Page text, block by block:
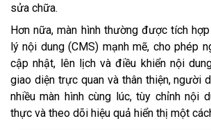
sửa chữa.
Hơn nữa, màn hình thường được tích
lý nội dung (CMS) mạnh mẽ, cho phép
cập nhật, lên lịch và điều khiển nội
giao diện trực quan và thân thiện, người
nhiều màn hình cùng lúc, tùy chỉnh nội
thực và theo dõi hiệu quả hiển thị một